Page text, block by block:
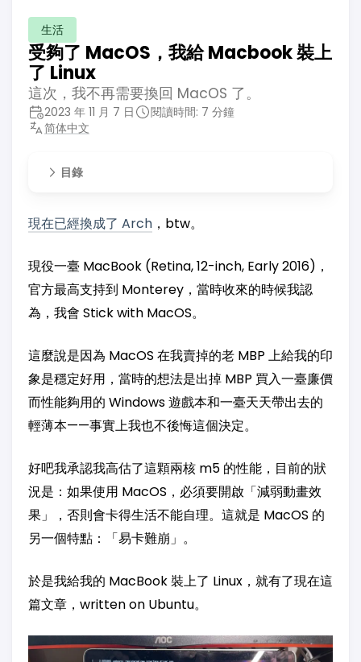
生活
受夠了 MacOS，我給 Macbook 裝上
了 Linux
這次，我不再需要換回 MacOS 了。
2023 年 11 月 7 日
閱讀時間: 7 分鐘
简体中文
目錄
現在已經換成了 Arch ，btw。
現役一臺 MacBook (Retina, 12-inch, Early 2016)，
官方最高支持到 Monterey，當時收來的時候我認
為，我會 Stick with MacOS。
這麼說是因為 MacOS 在我賣掉的老 MBP 上給我的印
象是穩定好用，當時的想法是出掉 MBP 買入一臺廉價
而性能夠用的 Windows 遊戲本和一臺天天帶出去的
輕薄本——事實上我也不後悔這個決定。
好吧我承認我高估了這顆兩核 m5 的性能，目前的狀
況是：如果使用 MacOS，必須要開啟「減弱動畫效
果」，否則會卡得生活不能自理。這就是 MacOS 的
另一個特點：「易卡難崩」。
於是我給我的 MacBook 裝上了 Linux，就有了現在這
篇文章，written on Ubuntu。